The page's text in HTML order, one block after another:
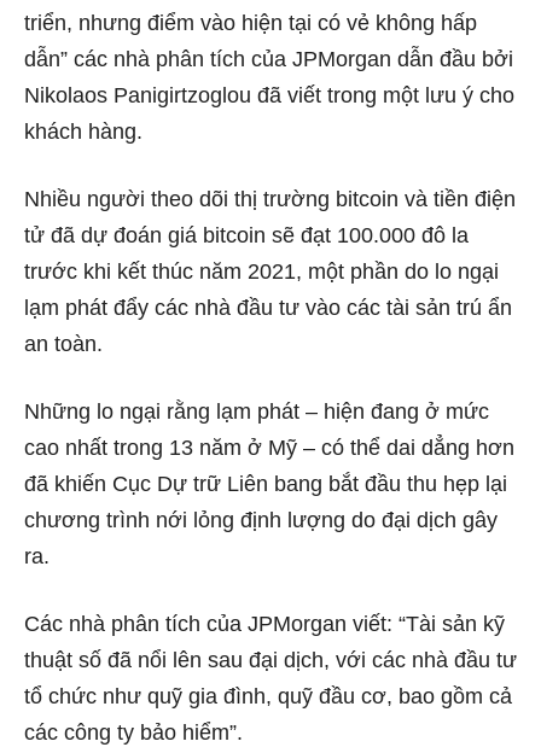
triển, nhưng điểm vào hiện tại có vẻ không hấp
dẫn” các nhà phân tích của JPMorgan dẫn đầu bởi
Nikolaos Panigirtzoglou đã viết trong một lưu ý cho
khách hàng.
Nhiều người theo dõi thị trường bitcoin và tiền điện
tử đã dự đoán giá bitcoin sẽ đạt 100.000 đô la
trước khi kết thúc năm 2021, một phần do lo ngại
lạm phát đẩy các nhà đầu tư vào các tài sản trú ẩn
an toàn.
Những lo ngại rằng lạm phát – hiện đang ở mức
cao nhất trong 13 năm ở Mỹ – có thể dai dẳng hơn
đã khiến Cục Dự trữ Liên bang bắt đầu thu hẹp lại
chương trình nới lỏng định lượng do đại dịch gây
ra.
Các nhà phân tích của JPMorgan viết: “Tài sản kỹ
thuật số đã nổi lên sau đại dịch, với các nhà đầu tư
tổ chức như quỹ gia đình, quỹ đầu cơ, bao gồm cả
các công ty bảo hiểm”.